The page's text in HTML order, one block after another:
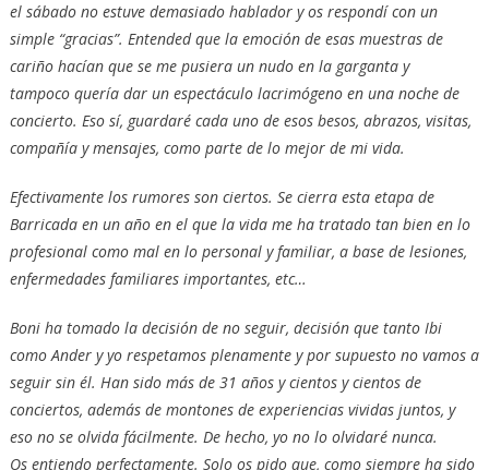
el sábado no estuve demasiado hablador y os respondí con un
simple “gracias”. Entended que la emoción de esas muestras de
cariño hacían que se me pusiera un nudo en la garganta y
tampoco quería dar un espectáculo lacrimógeno en una noche de
concierto. Eso sí, guardaré cada uno de esos besos, abrazos, visitas,
compañía y mensajes, como parte de lo mejor de mi vida.
Efectivamente los rumores son ciertos. Se cierra esta etapa de
Barricada en un año en el que la vida me ha tratado tan bien en lo
profesional como mal en lo personal y familiar, a base de lesiones,
enfermedades familiares importantes, etc…
Boni ha tomado la decisión de no seguir, decisión que tanto Ibi
como Ander y yo respetamos plenamente y por supuesto no vamos a
seguir sin él. Han sido más de 31 años y cientos y cientos de
conciertos, además de montones de experiencias vividas juntos, y
eso no se olvida fácilmente. De hecho, yo no lo olvidaré nunca.
Os entiendo perfectamente. Solo os pido que, como siempre ha sido